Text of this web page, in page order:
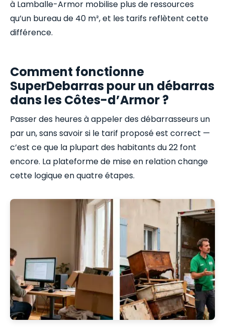
à Lamballe-Armor mobilise plus de ressources
qu’un bureau de 40 m², et les tarifs reflètent cette
différence.
Comment fonctionne
SuperDebarras pour un débarras
dans les Côtes-d’Armor ?
Passer des heures à appeler des débarrasseurs un
par un, sans savoir si le tarif proposé est correct —
c’est ce que la plupart des habitants du 22 font
encore. La plateforme de mise en relation change
cette logique en quatre étapes.